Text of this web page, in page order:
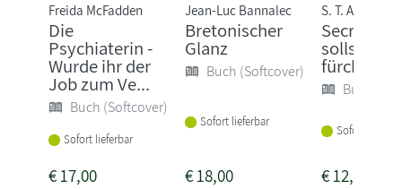
Freida McFadden
Die
Psychiaterin -
Wurde ihr der
Job zum Ve...
Buch (Softcover)
Sofort lieferbar
€17,00
Jean-Luc Bannalec
Bretonischer
Glanz
Buch (Softcover)
Sofort lieferbar
€18,00
S. T. Abby
Secret -
sollst
fürchten
Buch
Sofort
€12,00